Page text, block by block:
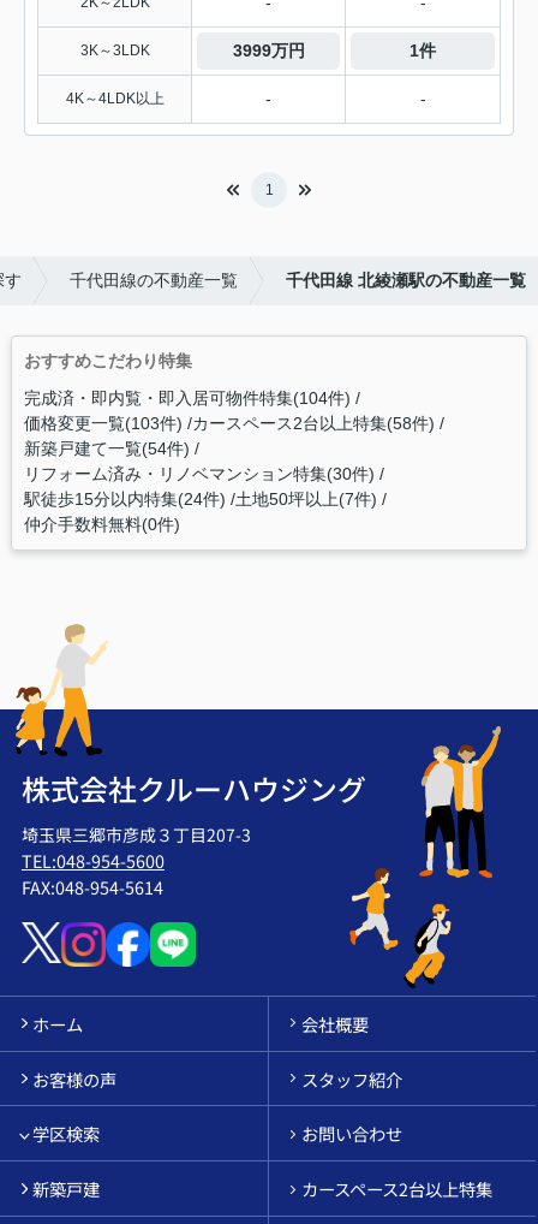
3K～3LDK 3999万円 1件
4K～4LDK以上 - -
1
す 千代田線の不動産一覧 千代田線 北綾瀬駅の不動産一覧
おすすめこだわり特集
完成済・即内覧・即入居可物件特集(104件)
価格変更一覧(103件) カースペース2台以上特集(58件)
新築戸建て一覧(54件)
リフォーム済み・リノベマンション特集(30件)
駅徒歩15分以内特集(24件) 土地50坪以上(7件)
仲介手数料無料(0件)
株式会社クルーハウジング
埼玉県三郷市彦成３丁目207-3
TEL:048-954-5600
FAX:048-954-5614
ホーム 会社概要
お客様の声 スタッフ紹介
学区検索 お問い合わせ
新築戸建 カースペース2台以上特集